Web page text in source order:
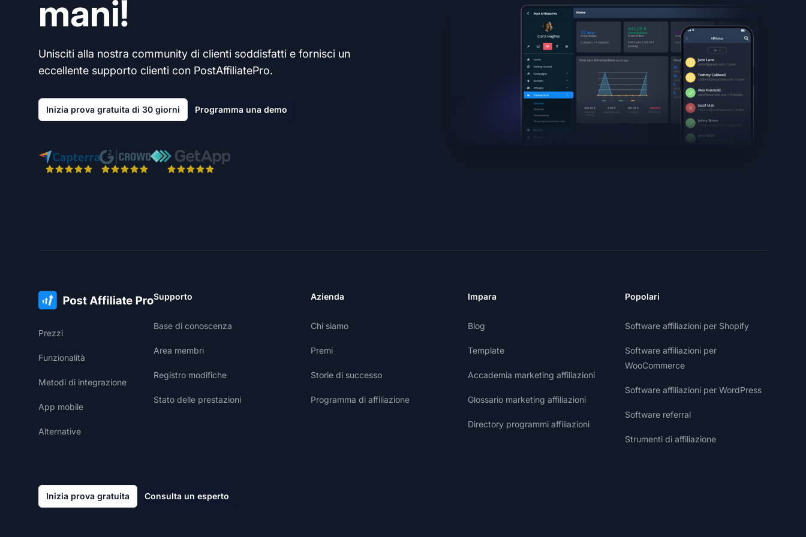
mani!
Unisciti alla nostra community di clienti soddisfatti e fornisci un
eccellente supporto clienti con PostAffiliatePro.
Inizia prova gratuita di 30 giorni Programma una demo
Prezzi
Funzionalità
Metodi di integrazione
App mobile
Alternative
Supporto
Base di conoscenza
Area membri
Registro modifiche
Stato delle prestazioni
Azienda
Chi siamo
Premi
Storie di successo
Programma di affiliazione
Impara
Blog
Template
Accademia marketing affiliazioni
Glossario marketing affiliazioni
Directory programmi affiliazioni
Popolari
Software affiliazioni per Shopify
Software affiliazioni per
WooCommerce
Software affiliazioni per WordPress
Software referral
Strumenti di affiliazione
Inizia prova gratuita Consulta un esperto